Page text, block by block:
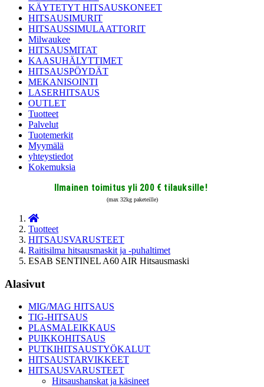
KÄYTETYT HITSAUSKONEET
HITSAUSIMURIT
HITSAUSSIMULAATTORIT
Milwaukee
HITSAUSMITAT
KAASUHÄLYTTIMET
HITSAUSPÖYDÄT
MEKANISOINTI
LASERHITSAUS
OUTLET
Tuotteet
Palvelut
Tuotemerkit
Myymälä
yhteystiedot
Kokemuksia
Ilmainen toimitus yli 200 € tilauksille!
(max 32kg paketeille)
Tuotteet
HITSAUSVARUSTEET
Raitisilma hitsausmaskit ja -puhaltimet
ESAB SENTINEL A60 AIR Hitsausmaski
Alasivut
MIG/MAG HITSAUS
TIG-HITSAUS
PLASMALEIKKAUS
PUIKKOHITSAUS
PUTKIHITSAUSTYÖKALUT
HITSAUSTARVIKKEET
HITSAUSVARUSTEET
Hitsaushanskat ja käsineet